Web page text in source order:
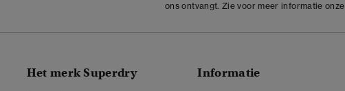
ons ontvangt. Zie voor meer informatie onze
Het merk Superdry Informatie